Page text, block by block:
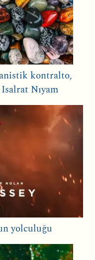
kontralto,
Nıyam
yolculuğu